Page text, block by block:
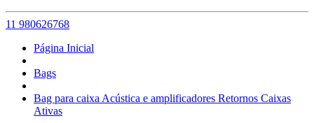
11 980626768
Página Inicial
Bags
Bag para caixa Acústica e amplificadores Retornos Caixas
Ativas